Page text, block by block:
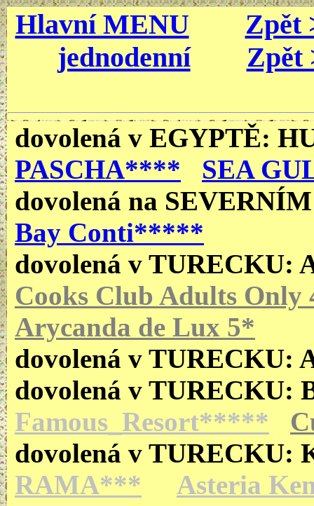
Hlavní MENU
Zpět
jednodenní
Zpět
dovolená v EGYPTĚ:
PASCHA****
SEA
dovolená na
Bay Conti*****
dovolená v TURECKU:
Cooks Club Adults Only
Arycanda de Lux 5*
dovolená v TURECKU:
dovolená v TURECKU:
Famous_Resort*****
dovolená v TURECKU:
RAMA***
Asteria